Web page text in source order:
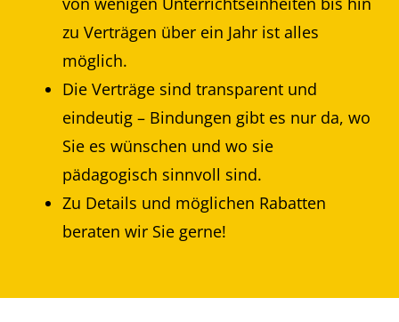
zu Verträgen über ein Jahr ist alles
möglich.
Die Verträge sind transparent und
eindeutig – Bindungen gibt es nur da, wo
Sie es wünschen und wo sie
pädagogisch sinnvoll sind.
Zu Details und möglichen Rabatten
beraten wir Sie gerne!